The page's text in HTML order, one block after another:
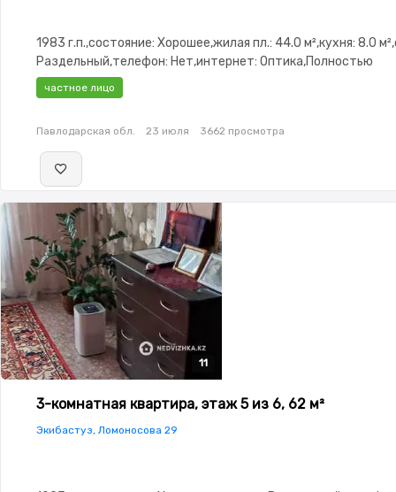
1983 г.п.,состояние: Хорошее,жилая пл.: 44.0 м²,кухня: 8.0
Раздельный,телефон: Нет,интернет: Оптика,Полностью
меблирована,Полностью меблирована,паркинг: Рядом
стоянка,Домофон,Сигнализация
частное лицо
Павлодарская обл. 23 июля 3662 просмотра
11
11
11
11
11
3-комнатная квартира, этаж 5 из 6, 62 м²
Экибастуз, Ломоносова 29